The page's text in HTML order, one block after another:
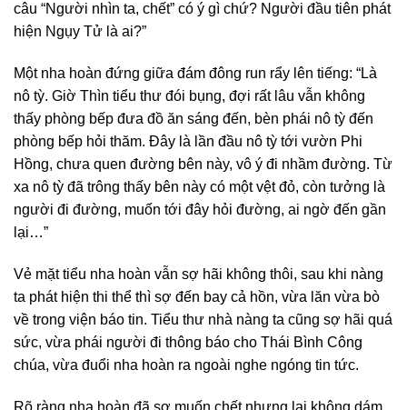
câu “Người nhìn ta, chết” có ý gì chứ? Người đầu tiên phát
hiện Ngụy Tử là ai?”
Một nha hoàn đứng giữa đám đông run rẩy lên tiếng: “Là
nô tỳ. Giờ Thìn tiểu thư đói bụng, đợi rất lâu vẫn không
thấy phòng bếp đưa đồ ăn sáng đến, bèn phái nô tỳ đến
phòng bếp hỏi thăm. Đây là lần đầu nô tỳ tới vườn Phi
Hồng, chưa quen đường bên này, vô ý đi nhầm đường. Từ
xa nô tỳ đã trông thấy bên này có một vệt đỏ, còn tưởng là
người đi đường, muốn tới đây hỏi đường, ai ngờ đến gần
lại…”
Vẻ mặt tiểu nha hoàn vẫn sợ hãi không thôi, sau khi nàng
ta phát hiện thi thể thì sợ đến bay cả hồn, vừa lăn vừa bò
về trong viện báo tin. Tiểu thư nhà nàng ta cũng sợ hãi quá
sức, vừa phái người đi thông báo cho Thái Bình Công
chúa, vừa đuổi nha hoàn ra ngoài nghe ngóng tin tức.
Rõ ràng nha hoàn đã sợ muốn chết nhưng lại không dám